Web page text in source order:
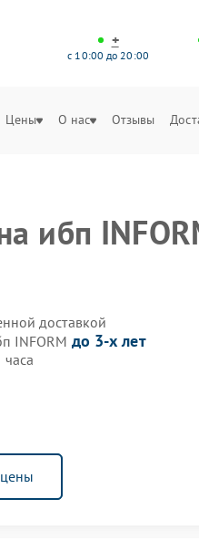
+
с 10:00 до 20:00
Цены О нас Отзывы
ибп
доставкой
INFORM до 3-х лет